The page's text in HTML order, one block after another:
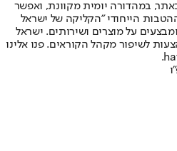
במהדורה יומית מקוונת, ואפשר
הייחודי "הקליקה של ישראל
על מוצרים ושירותים. ישראל
לשיפור מקהל הקוראים. פנו אלינו